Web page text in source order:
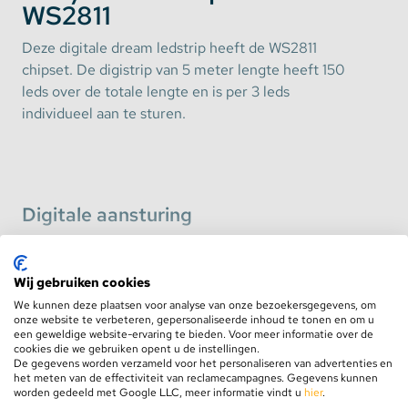
WS2811
Deze digitale dream ledstrip heeft de WS2811
chipset. De digistrip van 5 meter lengte heeft 150
leds over de totale lengte en is per 3 leds
individueel aan te sturen.
Digitale aansturing
digitaal zijn aan te sturen per 3 leds. De kleuren
zullen dus veranderen in groepjes van 3 leds. De
ledstrip is aan te sturen met digitale controllers
zoals de SP108E WiFi controller.
Toon meer
Specificaties
Wij gebruiken cookies
We kunnen deze plaatsen voor analyse van onze bezoekersgegevens, om
onze website te verbeteren, gepersonaliseerde inhoud te tonen en om u
een geweldige website-ervaring te bieden. Voor meer informatie over de
cookies die we gebruiken opent u de instellingen.
De gegevens worden verzameld voor het personaliseren van advertenties en
het meten van de effectiviteit van reclamecampagnes. Gegevens kunnen
worden gedeeld met Google LLC, meer informatie vindt u hier.